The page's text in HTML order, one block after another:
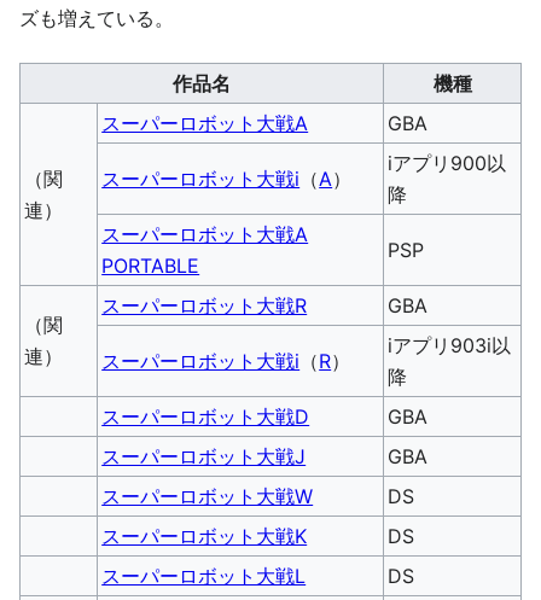
ズも増えている。
作品名 機種
（関
連）
スーパーロボット大戦A GBA
スーパーロボット大戦i （A）
iアプリ900以
降
スーパーロボット大戦A
PORTABLE
PSP
（関
連）
スーパーロボット大戦R GBA
スーパーロボット大戦i （R）
iアプリ903i以
降
スーパーロボット大戦D
GBA
スーパーロボット大戦J
GBA
スーパーロボット大戦W
DS
スーパーロボット大戦K
DS
スーパーロボット大戦L
DS